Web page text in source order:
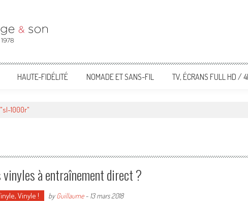
HAUTE-FIDÉLITÉ NOMADE ET SANS-FIL TV, ÉCRANS FULL HD /
1000r"
à entraînement direct ?
Vinyle ! byGuillaume- 13 mars 2018